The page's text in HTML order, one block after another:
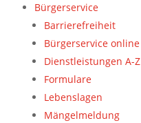
Bürgerservice
Barrierefreiheit
Bürgerservice online
Dienstleistungen A-Z
Formulare
Lebenslagen
Mängelmeldung